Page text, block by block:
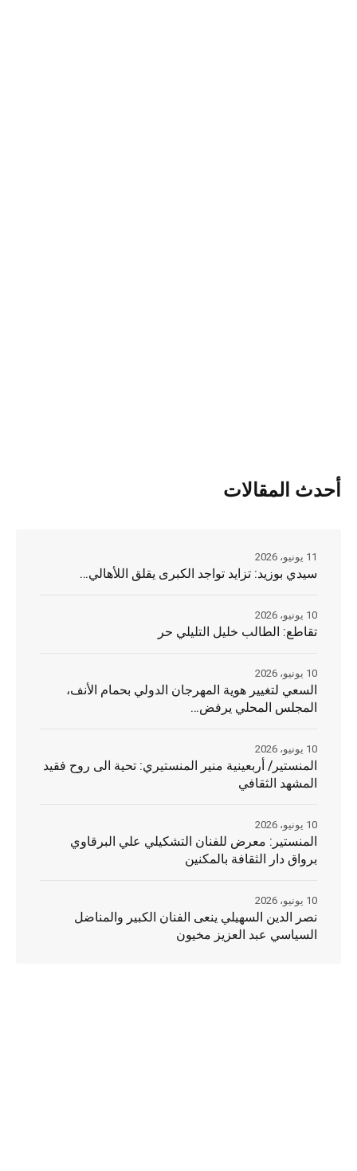
أحدث المقالات
سيدي بوزيد: تزايد تواجد الكبرى يقلق اللأهالي…
11 يونيو، 2026
تقاطع: الطالب خليل التليلي حر
10 يونيو، 2026
السعي لتغيير هوية المهرجان الدولي بحمام الأنف،
المجلس المحلي يرفض…
10 يونيو، 2026
المنستير/ أربعينية منير المنستيري: تحية الى روح فقيد
المشهد الثقافي
10 يونيو، 2026
المنستير: معرض للفنان التشكيلي علي البرقاوي
برواق دار الثقافة بالمكنين
10 يونيو، 2026
نصر الدين السهيلي ينعى الفنان الكبير والمناضل
السياسي عبد العزيز مخيون
10 يونيو، 2026